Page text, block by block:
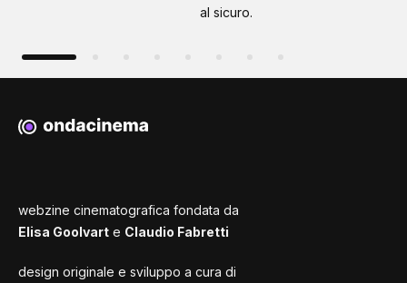
al sicuro.
webzine cinematografica fondata da
Elisa Goolvart e Claudio Fabretti
design originale e sviluppo a cura di